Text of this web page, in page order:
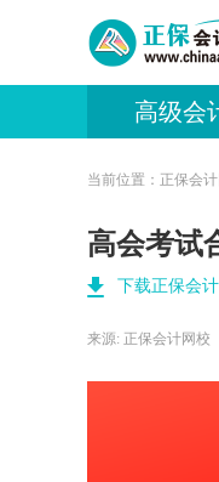
高级会
当前位置： 正保会
高会考试
下载正保会
来源: 正保会计网校